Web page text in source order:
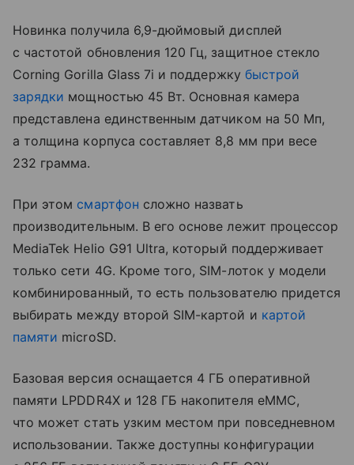
Новинка получила 6,9-дюймовый дисплей
с частотой обновления 120 Гц, защитное стекло
Corning Gorilla Glass 7i и поддержку быстрой
зарядки мощностью 45 Вт. Основная камера
представлена единственным датчиком на 50 Мп,
а толщина корпуса составляет 8,8 мм при весе
232 грамма.
При этом смартфон сложно назвать
производительным. В его основе лежит процессор
MediaTek Helio G91 Ultra, который поддерживает
только сети 4G. Кроме того, SIM-лоток у модели
комбинированный, то есть пользователю придется
выбирать между второй SIM-картой и картой
памяти microSD.
Базовая версия оснащается 4 ГБ оперативной
памяти LPDDR4X и 128 ГБ накопителя eMMC,
что может стать узким местом при повседневном
использовании. Также доступны конфигурации